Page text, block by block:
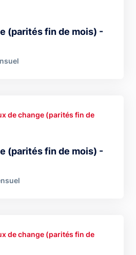
(parités fin de mois) -
(parités fin de mois) -
de change (parités fin de
de change (parités fin de